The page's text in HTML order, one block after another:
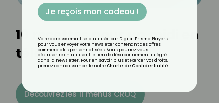
10 recettes pour un midi en
télétravail
Découvrez les 11 menus CROQ
Je reçois mon cadeau !
Votre adresse email sera utilisée par Digital Prisma Players
pour vous envoyer votre newsletter contenant des offres
commerciales personnalisées. Vous pourrez vous
désinscrire en utilisant le lien de désabonnement intégré
dans la newsletter. Pour en savoir plus et exercer vos droits,
prenez connaissance de notre Charte de Confidentialité.